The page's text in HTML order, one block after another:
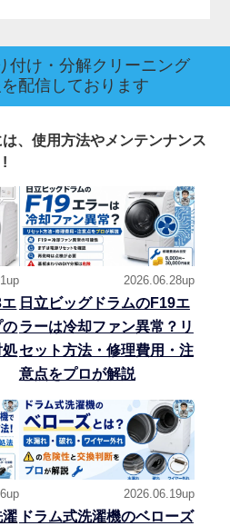
付け・分解クリーニング
配信しております
、使用方法やメンテンナンス
の
処
2026.06.28up
日立ビッグドラムのF19エ
ラーは冷却ファン異常？リ
セット方法・修理費用・注
意点をプロが解説
濯
2026.06.19up
ドラム式洗濯機のベローズ